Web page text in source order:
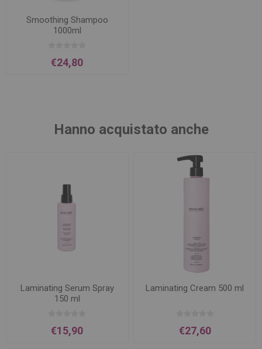
Smoothing Shampoo
1000ml
€24,80
Hanno acquistato anche
Laminating Serum Spray
150 ml
€15,90
Laminating Cream 500 ml
€27,60